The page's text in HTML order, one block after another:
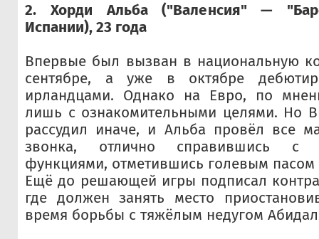
2. Хорди Альба ("Валенсия" —
Испании), 23 года
Впервые был вызван в национальную
сентябре, а уже в октябре
ирландцами. Однако на Евро, по
лишь с ознакомительными целями. Но
рассудил иначе, и Альба провёл все
звонка, отлично справившись с
функциями, отметившись голевым
Ещё до решающей игры подписал
где должен занять место
время борьбы с тяжёлым недугом